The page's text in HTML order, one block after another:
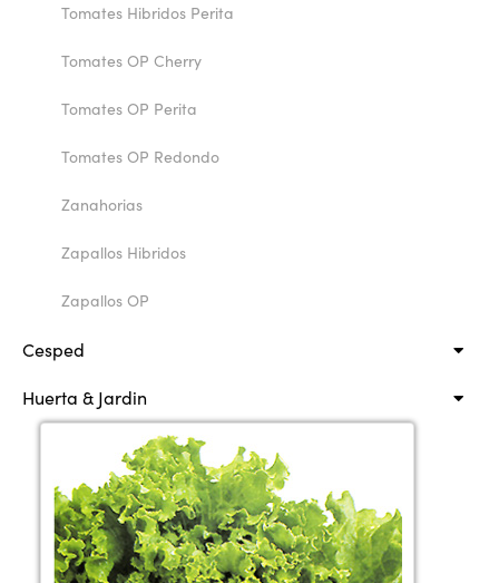
Tomates Hibridos Perita
Tomates OP Cherry
Tomates OP Perita
Tomates OP Redondo
Zanahorias
Zapallos Hibridos
Zapallos OP
Cesped
Huerta & Jardin